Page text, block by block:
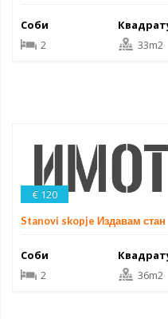
Соби
2
33m2
€ 120
Stanovi skopje Издавам стан
Соби
2
36m2